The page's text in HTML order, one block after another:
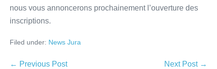
nous vous annoncerons prochainement l’ouverture des
inscriptions.
Filed under: News Jura
← Previous Post Next Post →